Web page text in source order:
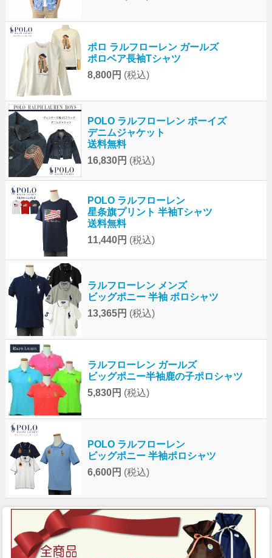
ポロ ラルフローレン ガールズ
ポロベア長袖Tシャツ
8,800円 (税込)
POLO ラルフローレン ボーイズ
デニムジャケット
送料無料
16,830円 (税込)
POLO ラルフローレン
星条旗プリント 半袖Tシャツ
送料無料
11,440円 (税込)
ラルフローレン メンズ
ビッグポニー 半袖 ポロシャツ
13,365円 (税込)
ラルフローレン ガールズ
ビッグポニー半袖鹿の子ポロシャツ
5,830円 (税込)
POLO ラルフローレン
ビッグポニー 半袖ポロシャツ
6,600円 (税込)